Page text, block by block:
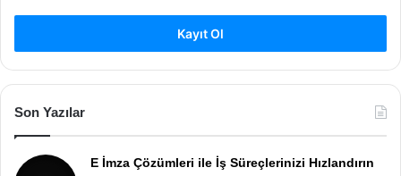
Kayıt Ol
Son Yazılar
E İmza Çözümleri ile İş Süreçlerinizi Hızlandırın